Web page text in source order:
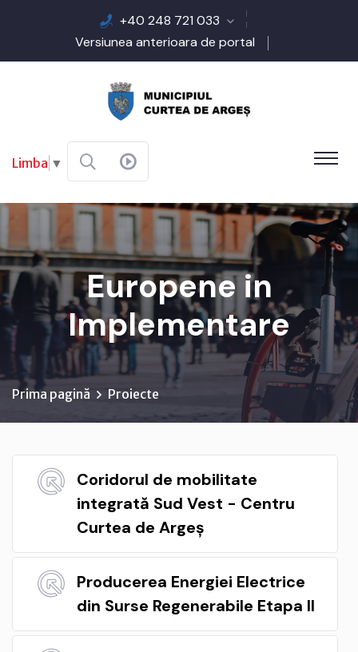
+40 248 721 033
Versiunea anterioara de portal
Limba ▼
Europene in
Implementare
Prima pagină Proiecte
Coridorul de mobilitate
integrată Sud Vest - Centru
Curtea de Argeș
Producerea Energiei Electrice
din Surse Regenerabile Etapa II